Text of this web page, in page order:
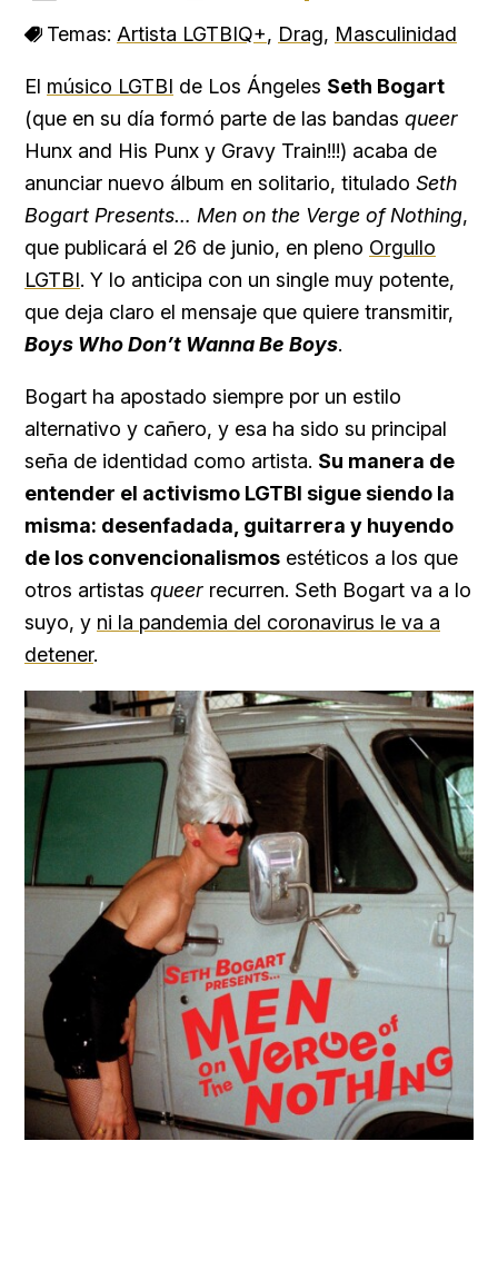
Temas: Artista LGTBIQ+, Drag, Masculinidad
El músico LGTBI de Los Ángeles Seth Bogart
(que en su día formó parte de las bandas queer
Hunx and His Punx y Gravy Train!!!) acaba de
anunciar nuevo álbum en solitario, titulado Seth
Bogart Presents… Men on the Verge of Nothing,
que publicará el 26 de junio, en pleno Orgullo
LGTBI. Y lo anticipa con un single muy potente,
que deja claro el mensaje que quiere transmitir,
Boys Who Don’t Wanna Be Boys.
Bogart ha apostado siempre por un estilo
alternativo y cañero, y esa ha sido su principal
seña de identidad como artista. Su manera de
entender el activismo LGTBI sigue siendo la
misma: desenfadada, guitarrera y huyendo
de los convencionalismos estéticos a los que
otros artistas queer recurren. Seth Bogart va a lo
suyo, y ni la pandemia del coronavirus le va a
detener.